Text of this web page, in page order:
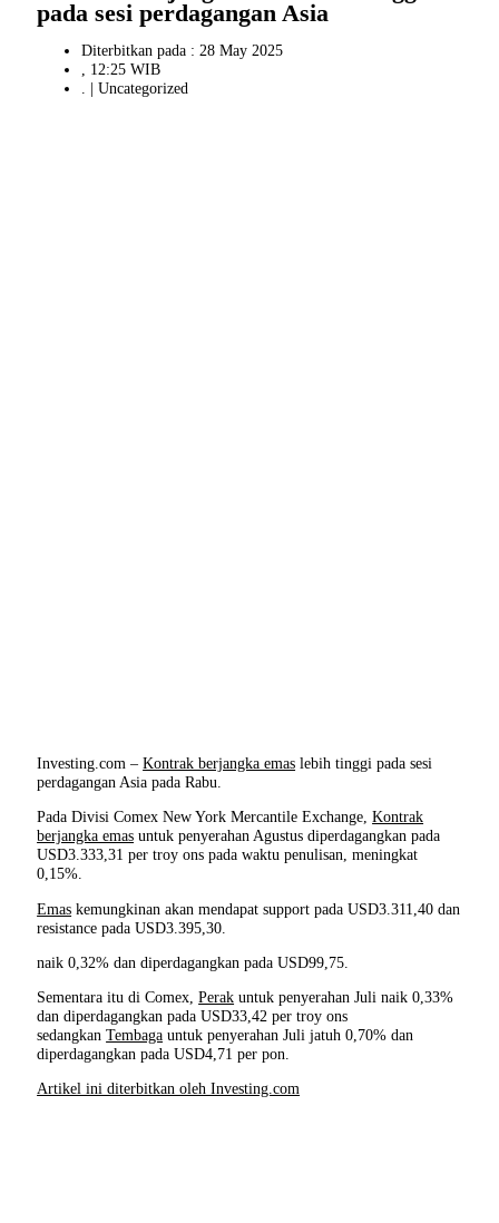
pada sesi perdagangan Asia
Diterbitkan pada : 28 May 2025
, 12:25 WIB
. | Uncategorized
Investing.com –Kontrak berjangka emas lebih tinggi pada sesi
perdagangan Asia pada Rabu.
Pada Divisi Comex New York Mercantile Exchange,Kontrak
berjangka emas untuk penyerahan Agustus diperdagangkan pada
USD3.333,31 per troy ons pada waktu penulisan, meningkat
0,15%.
Emas kemungkinan akan mendapat support pada USD3.311,40 dan
resistance pada USD3.395,30.
naik 0,32% dan diperdagangkan pada USD99,75.
Sementara itu di Comex,Perak untuk penyerahan Juli naik 0,33%
dan diperdagangkan pada USD33,42 per troy ons
sedangkanTembaga untuk penyerahan Juli jatuh 0,70% dan
diperdagangkan pada USD4,71 per pon.
Artikel ini diterbitkan oleh Investing.com